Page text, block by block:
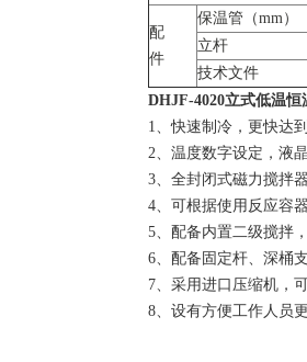
配
件
保温管（mm）
立杆
技术文件
DHJF-4020立式低温
1、快速制冷，更快
2、温度数字设定，液
3、全封闭式磁力搅拌
4、可根据使用反应容
5、配备内置二级搅拌
6、配备固定杆、深桶
7、采用进口压缩机，
8、设有方便工作人员